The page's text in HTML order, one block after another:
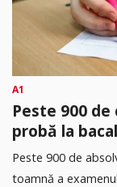
A1
Peste 900
probă la
Peste 900 de
toamnă a